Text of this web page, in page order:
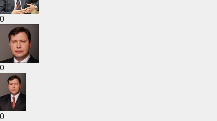
0
0
0